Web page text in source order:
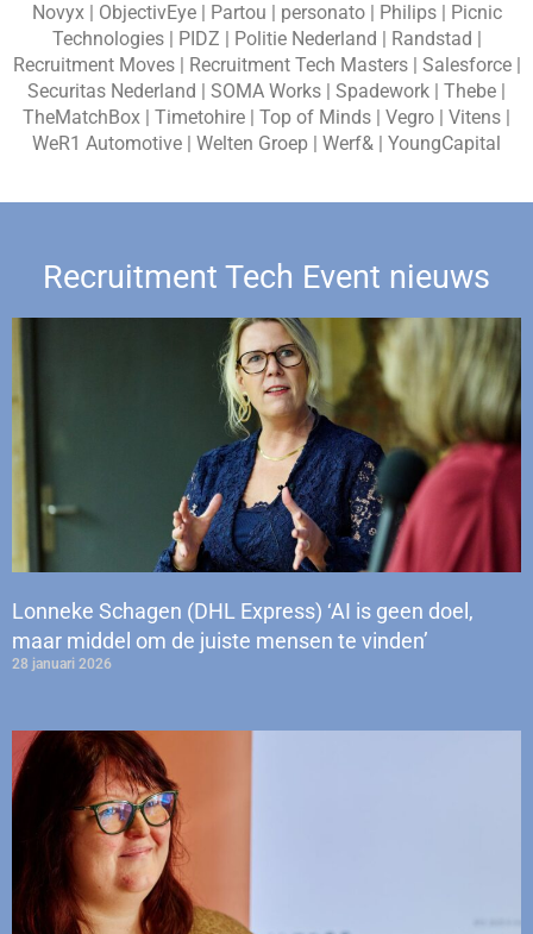
Novyx | ObjectivEye | Partou | personato | Philips | Picnic
Technologies | PIDZ | Politie Nederland | Randstad |
Recruitment Moves | Recruitment Tech Masters | Salesforce |
Securitas Nederland | SOMA Works | Spadework | Thebe |
TheMatchBox | Timetohire | Top of Minds | Vegro | Vitens |
WeR1 Automotive | Welten Groep | Werf& | YoungCapital
Recruitment Tech Event nieuws
Lonneke Schagen (DHL Express) ‘AI is geen doel,
maar middel om de juiste mensen te vinden’
28 januari 2026